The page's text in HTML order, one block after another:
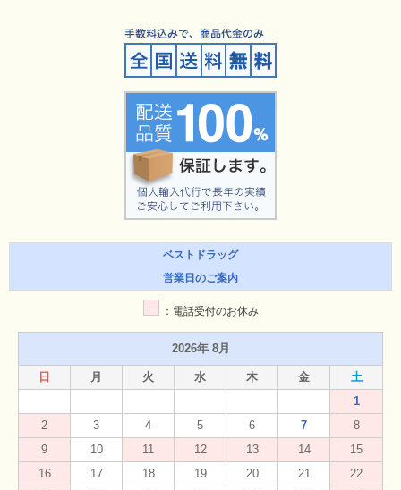
ベストドラッグ
営業日のご案内
：電話受付のお休み
2026年 8月
日 月 火 水 木 金
土
1
2
3 4 5 6 7
8
9
10 11 12 13 14
15
16
17 18 19 20 21
22